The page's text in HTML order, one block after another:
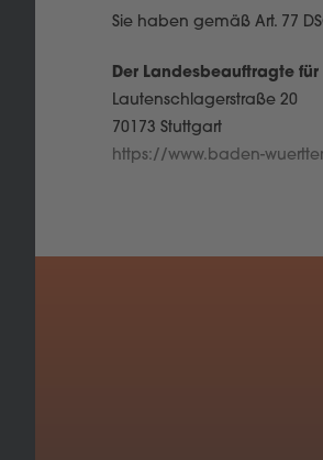
Sie haben gemäß Art. 77
Der Landesbeauftragte
Lautenschlagerstraße 20
70173 Stuttgart
https://www.baden-